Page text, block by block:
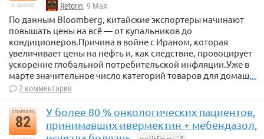
в архиве Retorin, 9 Мая
По данным Bloomberg, китайские экспортеры начинают
повышать цены на всё — от купальников до
кондиционеров.Причина в войне с Ираном, которая
увеличивает цены на нефть и, как следствие, провоцирует
ускорение глобальной потребительской инфляции.Уже в
марте значительное число категорий товаров для домаш...
2 комментария
отметили
82
У более 80 % онкологических пациентов,
принимавших ивермектин + мебендазол,